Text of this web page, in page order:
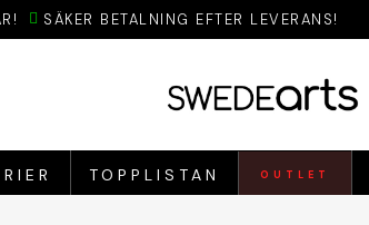
SÄKER BETALNING EFTER LEVERANS!
TOPPLISTAN OUTLET